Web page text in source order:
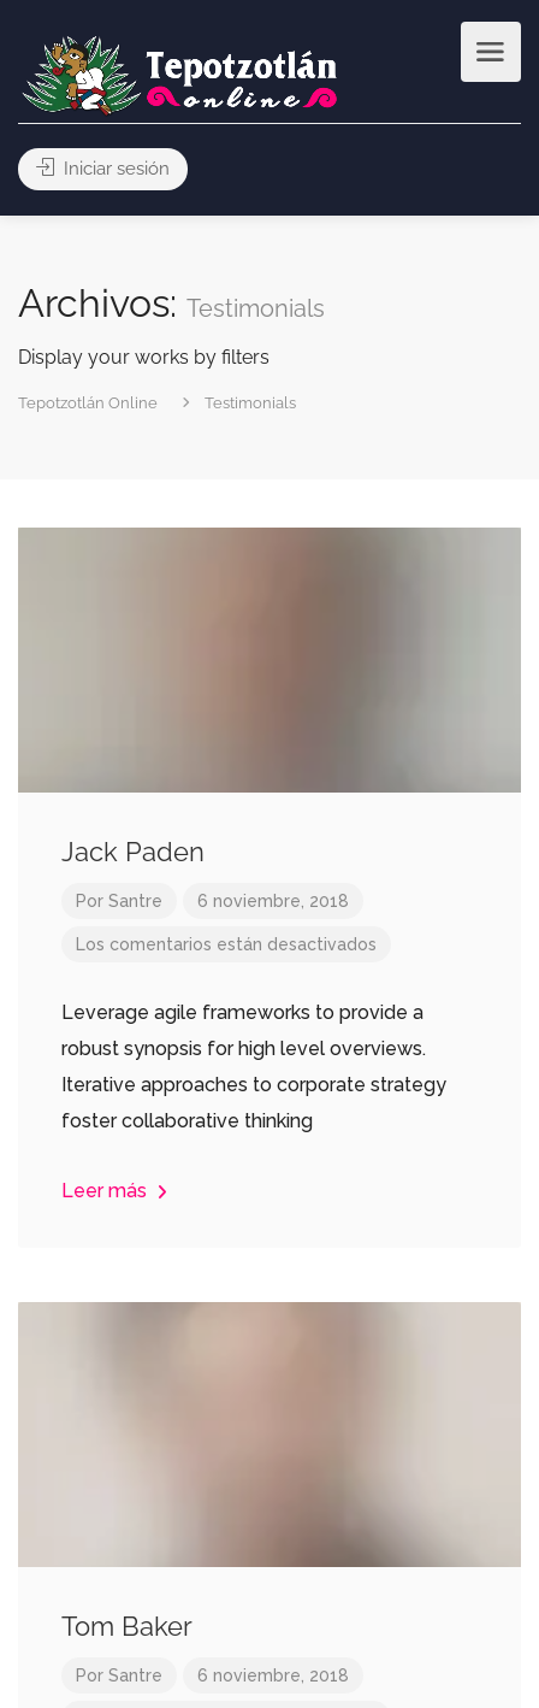
Iniciar sesión
Archivos: Testimonials
Display your works by filters
Tepotzotlán Online Testimonials
Jack Paden
Por Santre 6 noviembre, 2018
Los comentarios están desactivados
Leverage agile frameworks to provide a
robust synopsis for high level overviews.
Iterative approaches to corporate strategy
foster collaborative thinking
Leer más
Tom Baker
Por Santre 6 noviembre, 2018